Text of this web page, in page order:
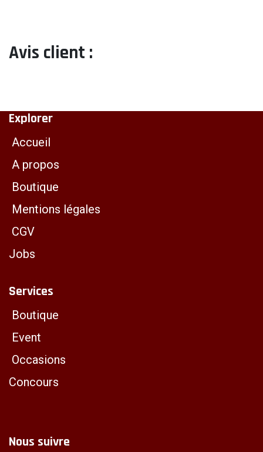
Avis client :
Explorer
Accueil
A propos
Boutique
Mentions légales
CGV
Jobs
Services
Boutique
Event
Occasions
Concours
Nous suivre